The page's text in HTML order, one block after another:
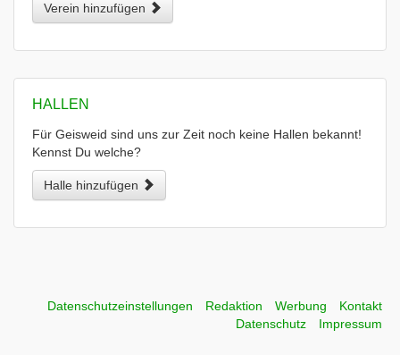
Verein hinzufügen
HALLEN
Für Geisweid sind uns zur Zeit noch keine Hallen bekannt!
Kennst Du welche?
Halle hinzufügen
Datenschutzeinstellungen Redaktion Werbung
Kontakt
Datenschutz
Impressum